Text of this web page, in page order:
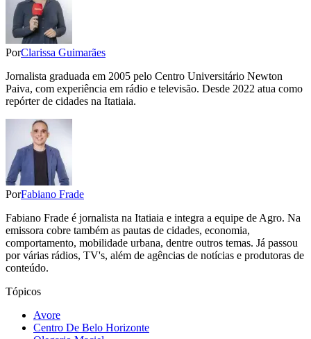
PorClarissa Guimarães
Jornalista graduada em 2005 pelo Centro Universitário Newton
Paiva, com experiência em rádio e televisão. Desde 2022 atua como
repórter de cidades na Itatiaia.
PorFabiano Frade
Fabiano Frade é jornalista na Itatiaia e integra a equipe de Agro. Na
emissora cobre também as pautas de cidades, economia,
comportamento, mobilidade urbana, dentre outros temas. Já passou
por várias rádios, TV's, além de agências de notícias e produtoras de
conteúdo.
Tópicos
Avore
Centro De Belo Horizonte